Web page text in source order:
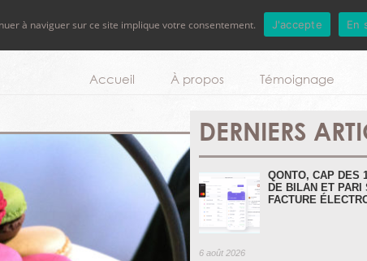
Aller au contenu
Accueil À propos Témoignage
DERNIERS
QONTO, CAP DES
DE BILAN ET PARI
FACTURE
6 août 2026
à naviguer sur ce site implique votre consentement. J'accepte En